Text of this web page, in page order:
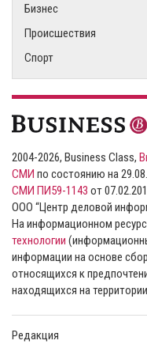
Бизнес
Происшествия
Спорт
2004-2026, Business Class,
СМИ по состоянию на
СМИ ПИ59-1143 от
ООО “Центр деловой
На информационном
технологии
информации на основе
относящихся к
находящихся на
Редакция